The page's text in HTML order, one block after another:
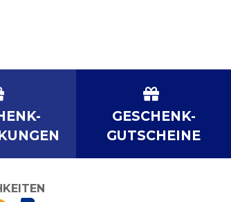
GESCHENK-
GUTSCHEINE